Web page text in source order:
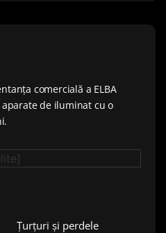
comercială a ELBA
de iluminat cu o
Țurțuri și perdele